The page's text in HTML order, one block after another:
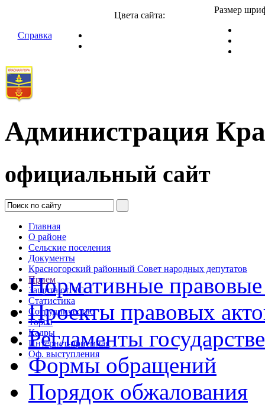
Справка
Цвета сайта:
Размер
Администрация
официальный сайт
Главная
О районе
Сельские поселения
Документы
Красногорский районный Совет народных депутатов
Прием
Защита от ЧС
Статистика
Сотрудничество
Торги
Кадры
Интернет-приемная
Оф. выступления
Нормативные
Проекты правовых
Регламенты
Формы обращений
Порядок обжалования